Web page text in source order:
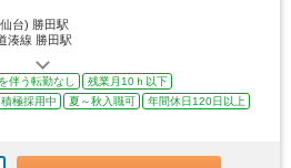
台) 勝田駅
湊線 勝田駅
伴う転勤なし
残業月10ｈ以下
積極採用中 夏～秋入職可
年間休日120日以上